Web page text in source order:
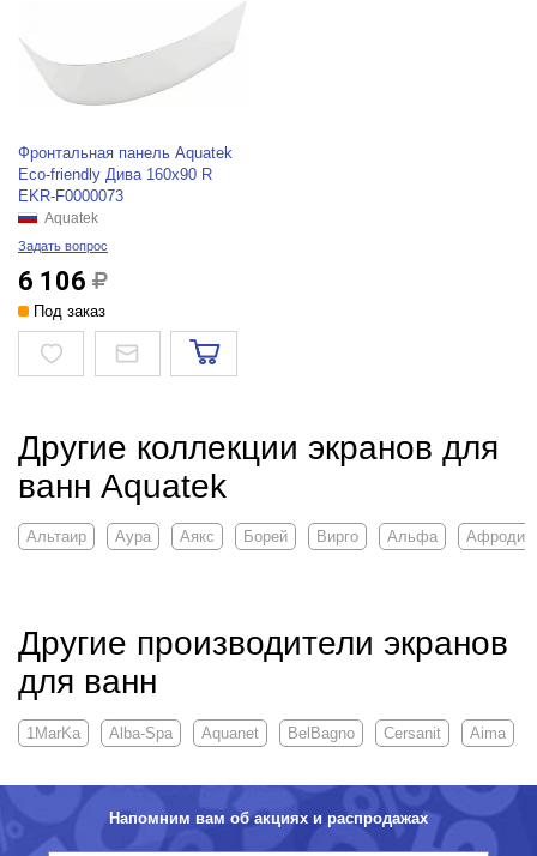
Фронтальная панель Aquatek
Eco-friendly Дива 160х90 R
EKR-F0000073
Aquatek
Задать вопрос
6 106
Под заказ
Другие коллекции экранов для
ванн Aquatek
Альтаир Аура Аякс Борей Вирго Альфа
Другие производители экранов
для ванн
1MarKa Alba-Spa Aquanet BelBagno Cersanit Aima
Напомним вам об акциях и распродажах